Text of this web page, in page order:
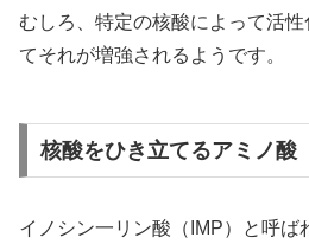
むしろ、特定の核酸によって活
てそれが増強されるようです。
核酸をひき立てるアミノ酸
イノシン一リン酸（IMP）と呼ば